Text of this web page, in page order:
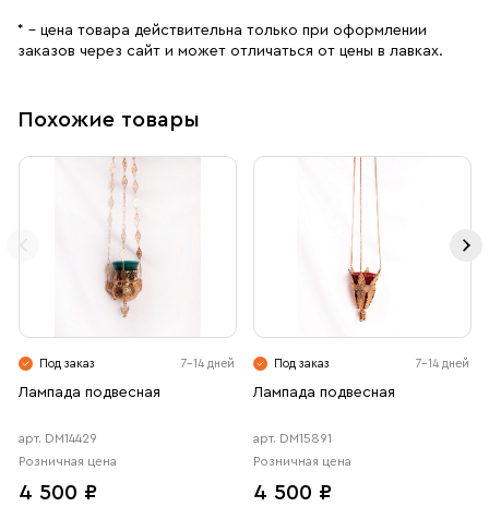
* – цена товара действительна только при оформлении
заказов через сайт и может отличаться от цены в лавках.
Похожие товары
Под заказ 7-14 дней
Лампада подвесная
арт. DM14429
Розничная цена
4 500 ₽
Под заказ 7-14 дней
Лампада подвесная
арт. DM15891
Розничная цена
4 500 ₽